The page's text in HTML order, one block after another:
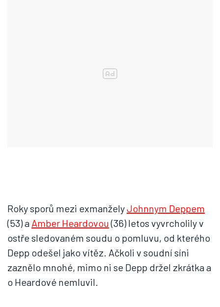
Roky sporů mezi exmanželyJohnnym Deppem
(53) a Amber Heardovou(36) letos vyvrcholily v
ostře sledovaném soudu o pomluvu, od kterého
Depp odešel jako vítěz. Ačkoli v soudní síni
zaznělo mnohé, mimo ni se Depp držel zkrátka a
o Heardové nemluvil.